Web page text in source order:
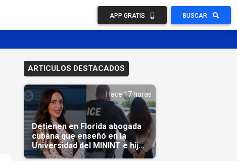
APP GRATIS BUSCAR
ARTICULOS DESTACADOS
Hace 17 horas
Detienen en Florida abogada
cubana que enseñó en la
Universidad del MININT e hija
de diplomático cubano